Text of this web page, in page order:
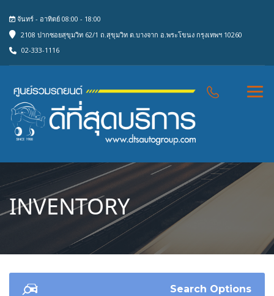
จันทร์ - อาทิตย์ 08:00 - 18:00
2108 ปากซอยสุขุมวิท 62/1 ถ.สุขุมวิท ต.บางจาก อ.พระโขนง กรุงเทพฯ 10260
02-333-1116
INVENTORY
Search Options